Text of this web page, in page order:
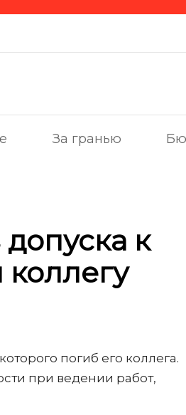
За гранью
к
погиб его коллега.
при ведении работ,